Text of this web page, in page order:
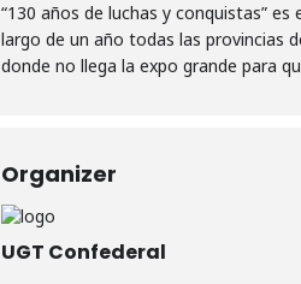
“130 años de luchas y conquistas”
largo de un año todas las provincias
donde no llega la expo grande para
Organizer
UGT Confederal